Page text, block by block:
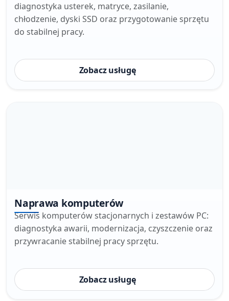
diagnostyka usterek, matryce, zasilanie,
chłodzenie, dyski SSD oraz przygotowanie sprzętu
do stabilnej pracy.
Zobacz usługę
Naprawa komputerów
Serwis komputerów stacjonarnych i zestawów PC:
diagnostyka awarii, modernizacja, czyszczenie oraz
przywracanie stabilnej pracy sprzętu.
Zobacz usługę